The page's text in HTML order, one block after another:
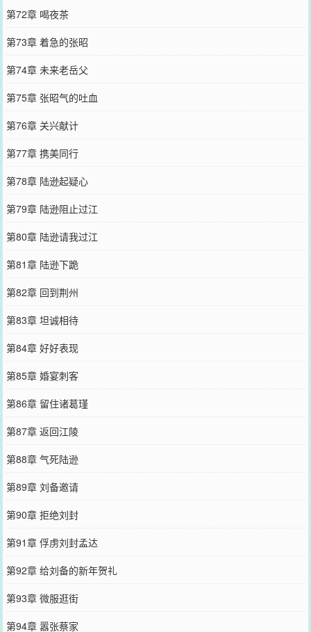
第72章 喝夜茶
第73章 着急的张昭
第74章 未来老岳父
第75章 张昭气的吐血
第76章 关兴献计
第77章 携美同行
第78章 陆逊起疑心
第79章 陆逊阻止过江
第80章 陆逊请我过江
第81章 陆逊下跪
第82章 回到荆州
第83章 坦诚相待
第84章 好好表现
第85章 婚宴刺客
第86章 留住诸葛瑾
第87章 返回江陵
第88章 气死陆逊
第89章 刘备邀请
第90章 拒绝刘封
第91章 俘虏刘封孟达
第92章 给刘备的新年贺礼
第93章 微服逛街
第94章 嚣张蔡家